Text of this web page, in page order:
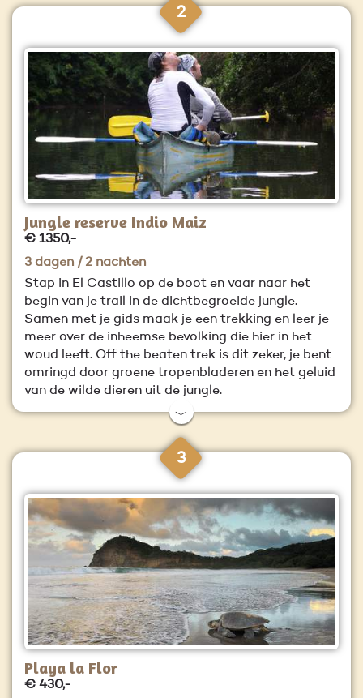
2
Jungle reserve Indio Maiz
€ 1350,-
3 dagen / 2 nachten
Stap in El Castillo op de boot en vaar naar het
begin van je trail in de dichtbegroeide jungle.
Samen met je gids maak je een trekking en leer je
meer over de inheemse bevolking die hier in het
woud leeft. Off the beaten trek is dit zeker, je bent
omringd door groene tropenbladeren en het geluid
van de wilde dieren uit de jungle.
﹀
3
Playa la Flor
€ 430,-